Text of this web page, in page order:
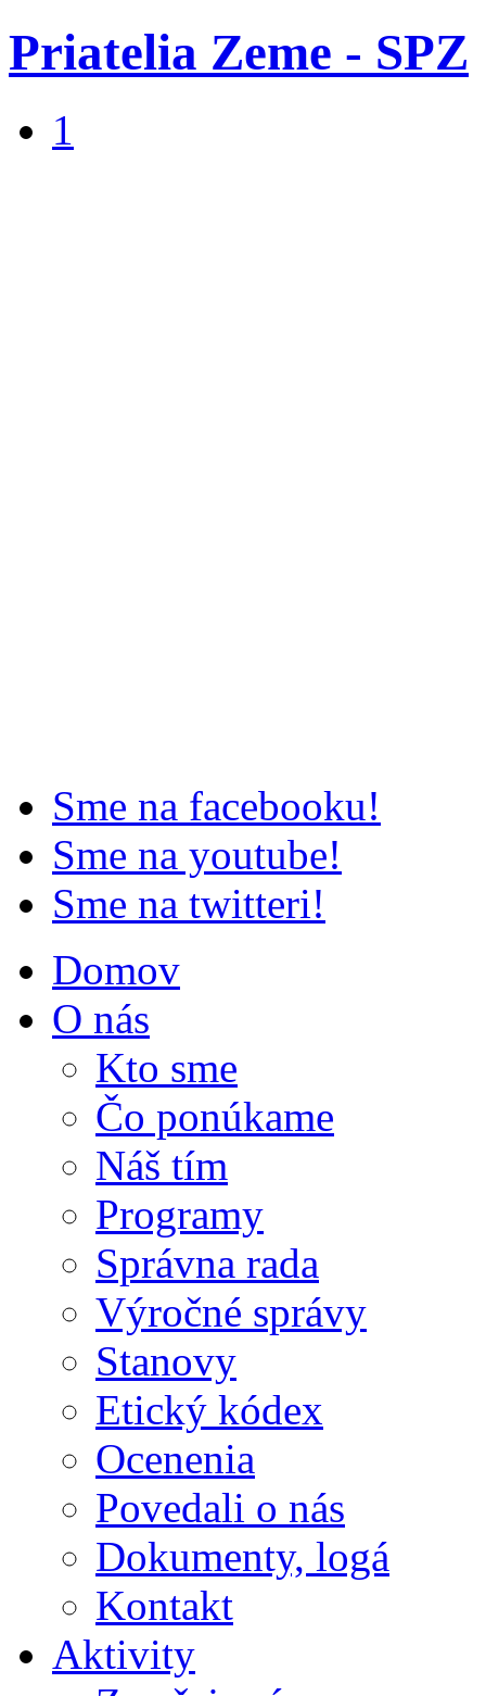
Priatelia Zeme - SPZ
1
Sme na facebooku!
Sme na youtube!
Sme na twitteri!
Domov
O nás
Kto sme
Čo ponúkame
Náš tím
Programy
Správna rada
Výročné správy
Stanovy
Etický kódex
Ocenenia
Povedali o nás
Dokumenty, logá
Kontakt
Aktivity